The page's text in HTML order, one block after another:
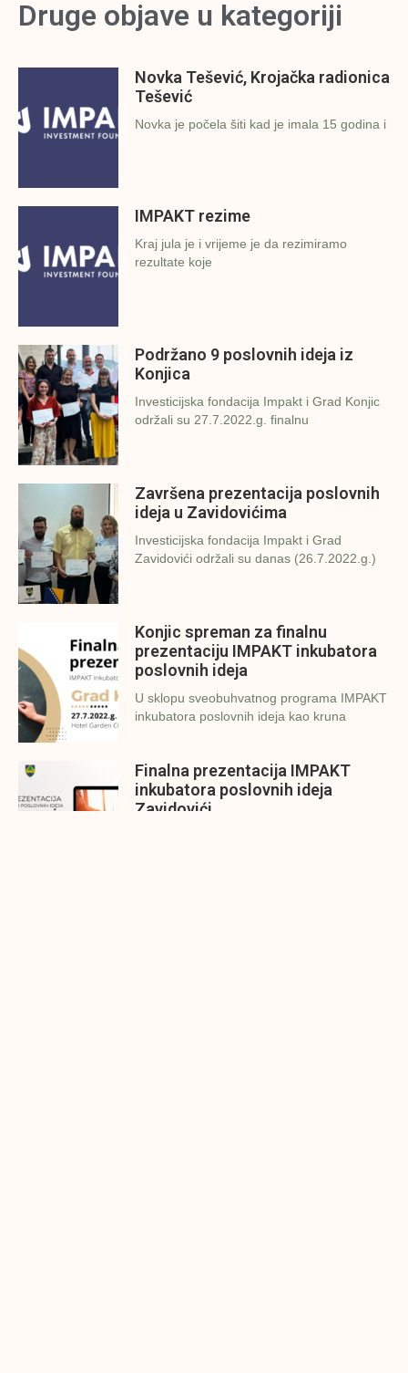
Druge objave u kategoriji
Novka Tešević, Krojačka radionica
Tešević
Novka je počela šiti kad je imala 15 godina i
IMPAKT rezime
Kraj jula je i vrijeme je da rezimiramo
rezultate koje
Podržano 9 poslovnih ideja iz
Konjica
Investicijska fondacija Impakt i Grad Konjic
održali su 27.7.2022.g. finalnu
Završena prezentacija poslovnih
ideja u Zavidovićima
Investicijska fondacija Impakt i Grad
Zavidovići održali su danas (26.7.2022.g.)
Konjic spreman za finalnu
prezentaciju IMPAKT inkubatora
poslovnih ideja
U sklopu sveobuhvatnog programa IMPAKT
inkubatora poslovnih ideja kao kruna
Finalna prezentacija IMPAKT
inkubatora poslovnih ideja
Zavidovići